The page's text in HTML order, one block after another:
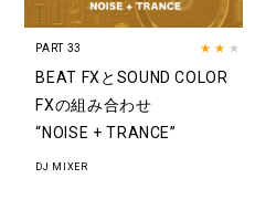
PART 33 ★★ ★
BEAT FXとSOUND COLOR
FXの組み合わせ
“NOISE + TRANCE”
DJ MIXER